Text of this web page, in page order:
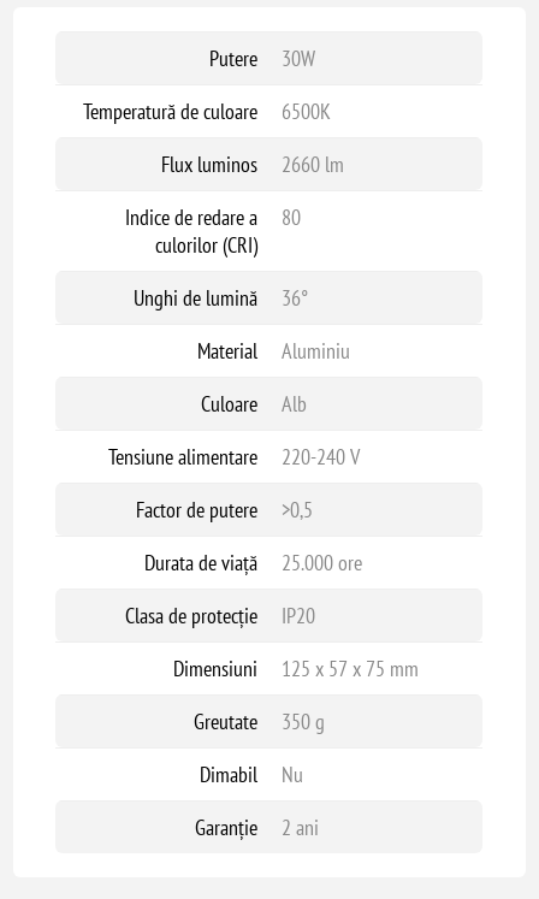
Putere
30W
Temperatură de culoare
6500K
Flux luminos
2660 lm
Indice de redare a
culorilor (CRI)
80
Unghi de lumină
36°
Material
Aluminiu
Culoare
Alb
Tensiune alimentare
220-240 V
Factor de putere
>0,5
Durata de viață
25.000 ore
Clasa de protecție
IP20
Dimensiuni
125 x 57 x 75 mm
Greutate
350 g
Dimabil
Nu
Garanție
2 ani